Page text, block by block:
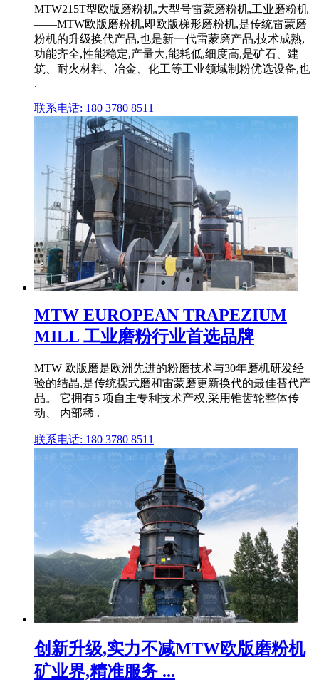
MTW215T型欧版磨粉机,大型号雷蒙磨粉机,工业磨粉机
——MTW欧版磨粉机,即欧版梯形磨粉机,是传统雷蒙磨
粉机的升级换代产品,也是新一代雷蒙磨产品,技术成熟,
功能齐全,性能稳定,产量大,能耗低,细度高,是矿石、建
筑、耐火材料、冶金、化工等工业领域制粉优选设备,也
.
联系电话: 180 3780 8511
MTW EUROPEAN TRAPEZIUM
MILL 工业磨粉行业首选品牌
MTW 欧版磨是欧洲先进的粉磨技术与30年磨机研发经
验的结晶,是传统摆式磨和雷蒙磨更新换代的最佳替代产
品。 它拥有5 项自主专利技术产权,采用锥齿轮整体传
动、 内部稀 .
联系电话: 180 3780 8511
创新升级,实力不减MTW欧版磨粉机
矿业界,精准服务 ...